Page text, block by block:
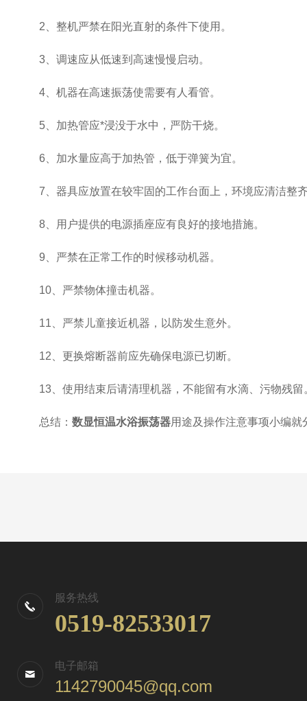
2、整机严禁在阳光直射的条件下使用。
3、调速应从低速到高速慢慢启动。
4、机器在高速振荡使需要有人看管。
5、加热管应*浸没于水中，严防干烧。
6、加水量应高于加热管，低于弹簧为宜。
7、器具应放置在较牢固的工作台面上，环境应清洁整
8、用户提供的电源插座应有良好的接地措施。
9、严禁在正常工作的时候移动机器。
10、严禁物体撞击机器。
11、严禁儿童接近机器，以防发生意外。
12、更换熔断器前应先确保电源已切断。
13、使用结束后请清理机器，不能留有水滴、污物残留
总结： 数显恒温水浴振荡器用途及操作注意事项小编
服务热线
0519-82533017
电子邮箱
1142790045@qq.com